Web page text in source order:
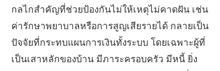
กลไกสำคัญที่ช่วยป้องกันไม่ให้เหตุไม่คาดฝัน เช่น
ค่ารักษาพยาบาลหรือการสูญเสียรายได้ กลายเป็น
ปัจจัยที่กระทบแผนการเงินทั้งระบบ โดยเฉพาะผู้ที่
เป็นเสาหลักของบ้าน มีภาระครอบครัว มีหนี้ ยิ่ง